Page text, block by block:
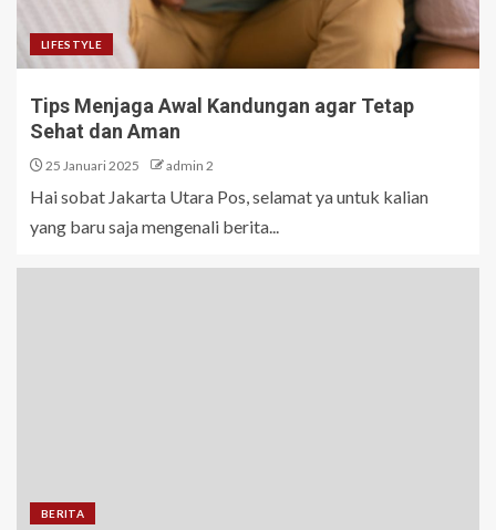
LIFESTYLE
Tips Menjaga Awal Kandungan agar Tetap
Sehat dan Aman
25 Januari 2025 admin 2
Hai sobat Jakarta Utara Pos, selamat ya untuk kalian
yang baru saja mengenali berita...
BERITA